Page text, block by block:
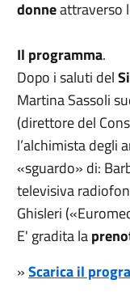
donneattraverso
Il programma.
Dopo i saluti del
Martina Sassoli
(direttore del
l’alchimista degli
«sguardo» di:
televisiva
Ghisleri
E' gradita la
»Scarica il